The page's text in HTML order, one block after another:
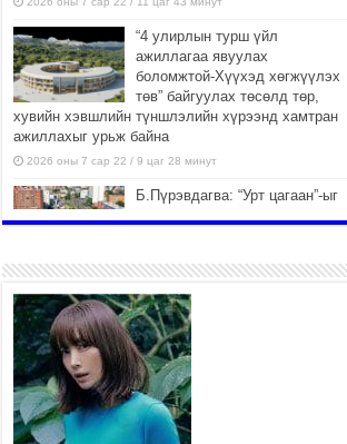
“4 улирлын турш үйл
ажиллагаа явуулах
боломжтой-Хүүхэд хөгжүүлэх
төв” байгуулах төсөлд төр,
хувийн хэвшлийн түншлэлийн хүрээнд хамтран
ажиллахыг урьж байна
2026 оны 7 сар 22 / 9 цаг 28 минут
Б.Пүрэвдагва: “Урт цагаан”-ыг
2026 оны 7 сар 21 / 16 цаг 47 минут
Тусгай замын автобус /BRT/
төслийн удирдах хорооны
ээлжит хуралдаан боллоо
2026 оны 7 сар 21 / 16 цаг 43 минут
Ерөнхий сайд Н.Учрал БНХАУ-
аас Монгол Улсад суугаа